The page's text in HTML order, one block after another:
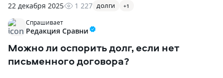
22 декабря 2025 1 227 ДОЛГИ +1
Спрашивает
Редакция Сравни
Можно ли оспорить долг, если нет
письменного договора?